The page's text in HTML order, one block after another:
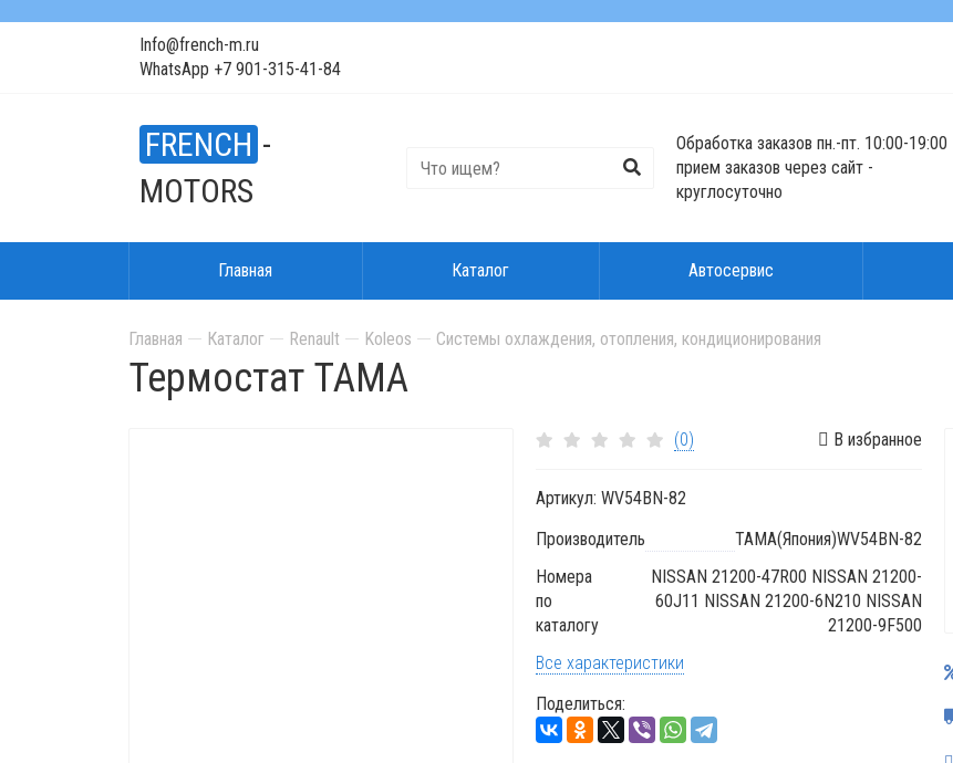
Info@french-m.ru
WhatsApp +7 901-315-41-84
FRENCH -
MOTORS
Обработка заказов пн.-пт. 10:00-19:00
прием заказов через сайт -
круглосуточно
Главная Каталог Автосервис
Главная Каталог Renault Koleos Системы охлаждения, отопления, кондиционирования
Термостат TAMA
(0) В избранное
Артикул:WV54BN-82
Производитель
TAMA(Япония)WV54BN-82
Номера
по
каталогу
NISSAN 21200-47R00 NISSAN 21200-
60J11 NISSAN 21200-6N210 NISSAN
21200-9F500
Все характеристики
Поделиться: